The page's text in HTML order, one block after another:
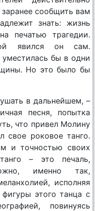
сообщить вам
знать: жизнь
печатью трагедии.
явился он сам.
бы в одни
Но это было бы
в дальнейшем, –
песня, попытка
что привел Молину
свое роковое танго.
и точностью своих
– это печаль,
именно так,
исполняя
этого танца с
повинуясь